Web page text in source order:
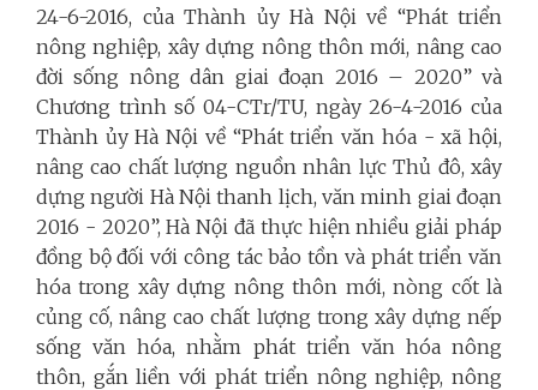
24-6-2016, của Thành ủy Hà Nội về “Phát triển
nông nghiệp, xây dựng nông thôn mới, nâng cao
đời sống nông dân giai đoạn 2016 – 2020” và
Chương trình số 04-CTr/TU, ngày 26-4-2016 của
Thành ủy Hà Nội về “Phát triển văn hóa - xã hội,
nâng cao chất lượng nguồn nhân lực Thủ đô, xây
dựng người Hà Nội thanh lịch, văn minh giai đoạn
2016 - 2020”, Hà Nội đã thực hiện nhiều giải pháp
đồng bộ đối với công tác bảo tồn và phát triển văn
hóa trong xây dựng nông thôn mới, nòng cốt là
củng cố, nâng cao chất lượng trong xây dựng nếp
sống văn hóa, nhằm phát triển văn hóa nông
thôn, gắn liền với phát triển nông nghiệp, nông